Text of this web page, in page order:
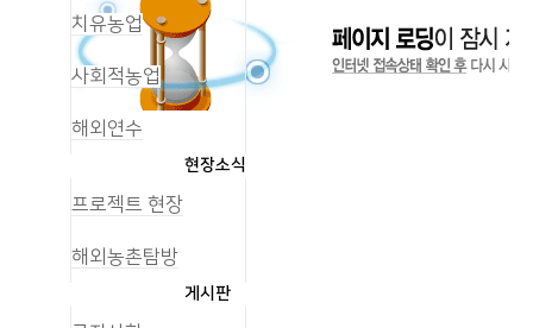
치유농업
사회적농업
해외연수
현장소식
프로젝트 현장
해외농촌탐방
게시판